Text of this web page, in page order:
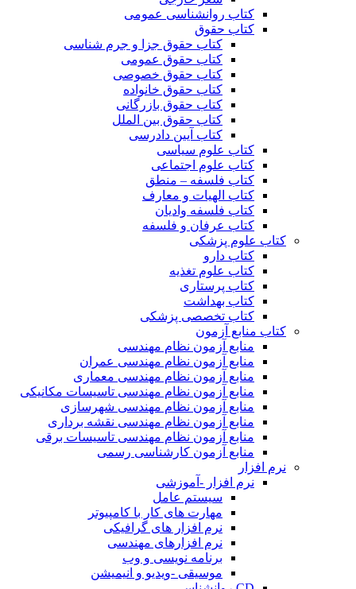
کتاب روانشناسی عمومی
کتاب حقوق
کتاب حقوق جزا و جرم شناسی
کتاب حقوق عمومی
کتاب حقوق خصوصی
کتاب حقوق خانواده
کتاب حقوق بازرگانی
کتاب حقوق بین الملل
کتاب آیین دادرسی
کتاب علوم سیاسی
کتاب علوم اجتماعی
کتاب فلسفه – منطق
کتاب الهیات و معارف
کتاب فلسفه وادیان
کتاب عرفان و فلسفه
کتاب علوم پزشکی
کتاب دارو
کتاب علوم تغذیه
کتاب پرستاری
کتاب بهداشت
کتاب تخصصی پزشکی
کتاب منابع آزمون
منابع آزمون نظام مهندسی
منابع آزمون نظام مهندسی عمران
منابع آزمون نظام مهندسی معماری
منابع آزمون نظام مهندسی تاسیسات مکانیکی
منابع آزمون نظام مهندسی شهرسازی
منابع آزمون نظام مهندسی نقشه برداری
منابع آزمون نظام مهندسی تاسیسات برقی
منابع آزمون کارشناسی رسمی
نرم افزار
نرم افزار -آموزشی
سیستم عامل
مهارت های کار با کامپیوتر
نرم افزار های گرافیکی
نرم افزارهای مهندسی
برنامه نویسی و وب
موسیقی -ویدیو و انیمیشن